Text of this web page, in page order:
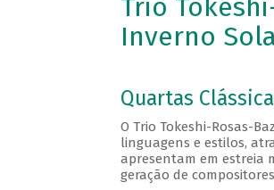
Trio
Inverno
Quartas
O Trio Tokeshi-Rosas-
linguagens e estilos,
apresentam em estreia
geração de